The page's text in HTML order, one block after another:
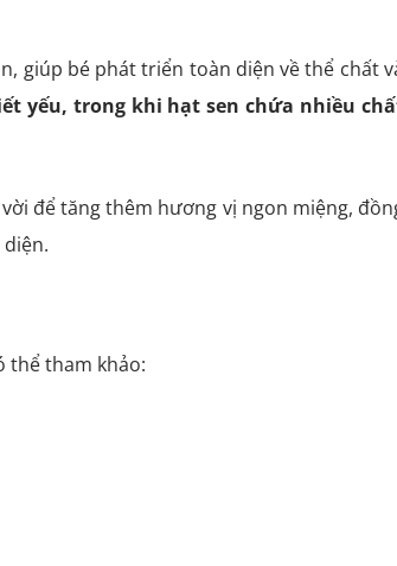
giúp bé phát triển toàn diện về thể chất
yếu, trong khi hạt sen chứa nhiều
để tăng thêm hương vị ngon miệng,
thể tham khảo:
– 4 Vị Tùy Chọn – 100% Yến Nguyên
Chất